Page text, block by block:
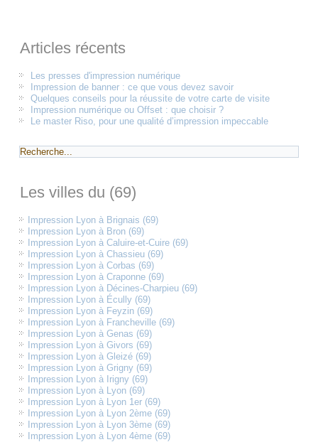
Articles récents
Les presses d'impression numérique
Impression de banner : ce que vous devez savoir
Quelques conseils pour la réussite de votre carte de visite
Impression numérique ou Offset : que choisir ?
Le master Riso, pour une qualité d’impression impeccable
Les villes du (69)
Impression Lyon à Brignais (69)
Impression Lyon à Bron (69)
Impression Lyon à Caluire-et-Cuire (69)
Impression Lyon à Chassieu (69)
Impression Lyon à Corbas (69)
Impression Lyon à Craponne (69)
Impression Lyon à Décines-Charpieu (69)
Impression Lyon à Écully (69)
Impression Lyon à Feyzin (69)
Impression Lyon à Francheville (69)
Impression Lyon à Genas (69)
Impression Lyon à Givors (69)
Impression Lyon à Gleizé (69)
Impression Lyon à Grigny (69)
Impression Lyon à Irigny (69)
Impression Lyon à Lyon (69)
Impression Lyon à Lyon 1er (69)
Impression Lyon à Lyon 2ème (69)
Impression Lyon à Lyon 3ème (69)
Impression Lyon à Lyon 4ème (69)